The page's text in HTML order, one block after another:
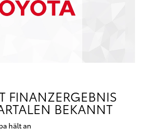
FINANZERGEBNIS
BEKANNT
hält an